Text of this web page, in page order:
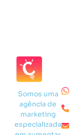
Somos uma
agência de
marketing
especializada